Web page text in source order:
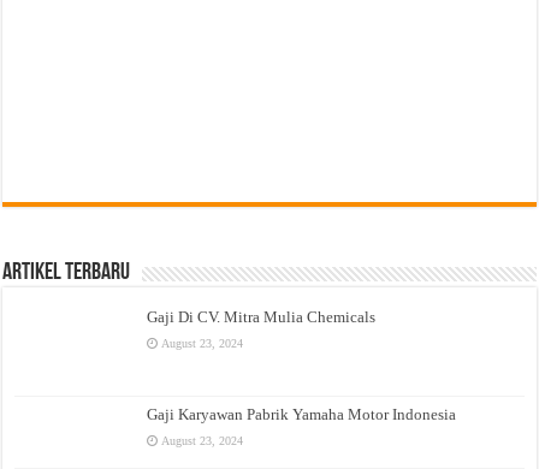
Artikel Terbaru
Gaji Di CV. Mitra Mulia Chemicals
August 23, 2024
Gaji Karyawan Pabrik Yamaha Motor Indonesia
August 23, 2024